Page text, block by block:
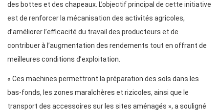
des bottes et des chapeaux. L’objectif principal de cette initiative
est de renforcer la mécanisation des activités agricoles,
d’améliorer l’efficacité du travail des producteurs et de
contribuer à l’augmentation des rendements tout en offrant de
meilleures conditions d’exploitation.
« Ces machines permettront la préparation des sols dans les
bas-fonds, les zones maraîchères et rizicoles, ainsi que le
transport des accessoires sur les sites aménagés », a souligné